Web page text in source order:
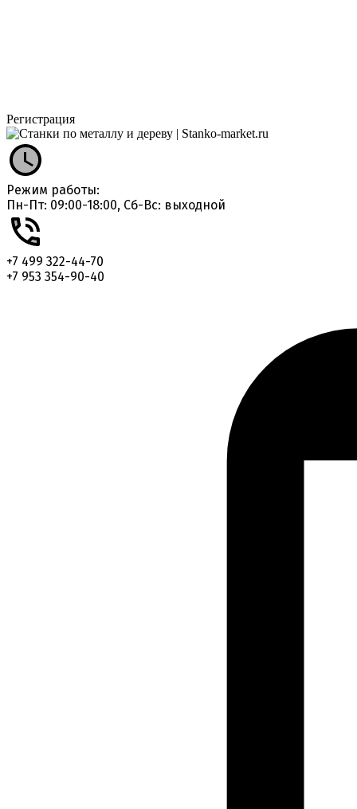
Регистрация
Режим работы:
Пн-Пт: 09:00-18:00, Сб-Вс: выходной
+7 499 322-44-70
+7 953 354-90-40